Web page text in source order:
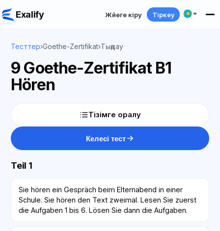
Exalify Жүйеге кіру Тіркеу
Тесттер›Goethe-Zertifikat›Тыңдау
9 Goethe-Zertifikat B1
Hören
Тізімге оралу
Келесі тест
Teil 1
Sie hören ein Gespräch beim Elternabend in einer
Schule. Sie hören den Text zweimal. Lesen Sie zuerst
die Aufgaben 1 bis 6. Lösen Sie dann die Aufgaben.